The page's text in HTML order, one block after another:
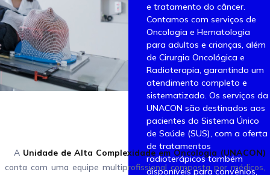
e tratamento do câncer.
Contamos com serviços de
Oncologia e Hematologia
para adultos e crianças, além
de Cirurgia Oncológica e
Radioterapia, garantindo um
atendimento completo e
sistematizado. Os serviços da
UNACON são destinados aos
pacientes do Sistema Único
de Saúde (SUS), com a oferta
de tratamentos
radioterápicos também
disponíveis para convênios,
A Unidade de Alta Complexidade em Oncologia (UNACON)
conta com uma equipe multiprofissional composta por médicos,